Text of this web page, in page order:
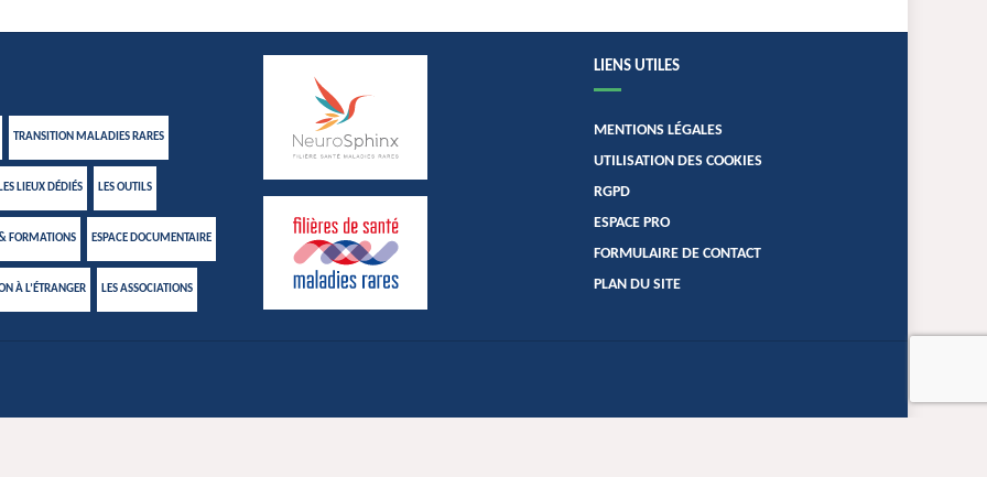
TRANSITION MALADIES RARES
LIEUX DÉDIÉS LES OUTILS
FORMATIONS ESPACE DOCUMENTAIRE
À L’ÉTRANGER LES ASSOCIATIONS
LIENS UTILES
MENTIONS LÉGALES
UTILISATION DES COOKIES
RGPD
ESPACE PRO
FORMULAIRE DE CONTACT
PLAN DU SITE